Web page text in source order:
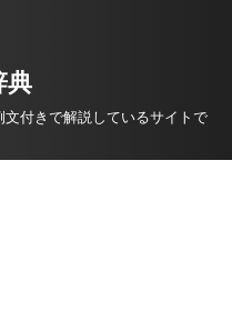
典
付きで解説しているサイトで